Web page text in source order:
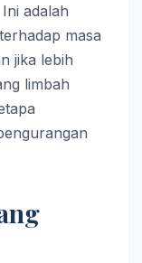
adalah
masa
jika lebih
limbah